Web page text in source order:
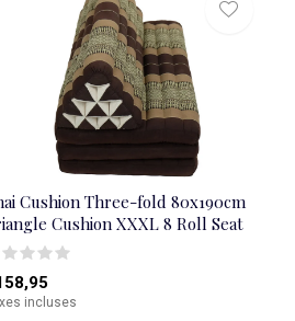
Cushion Three-fold 80x190cm
Cushion XXXL 8 Roll Seat
incluses